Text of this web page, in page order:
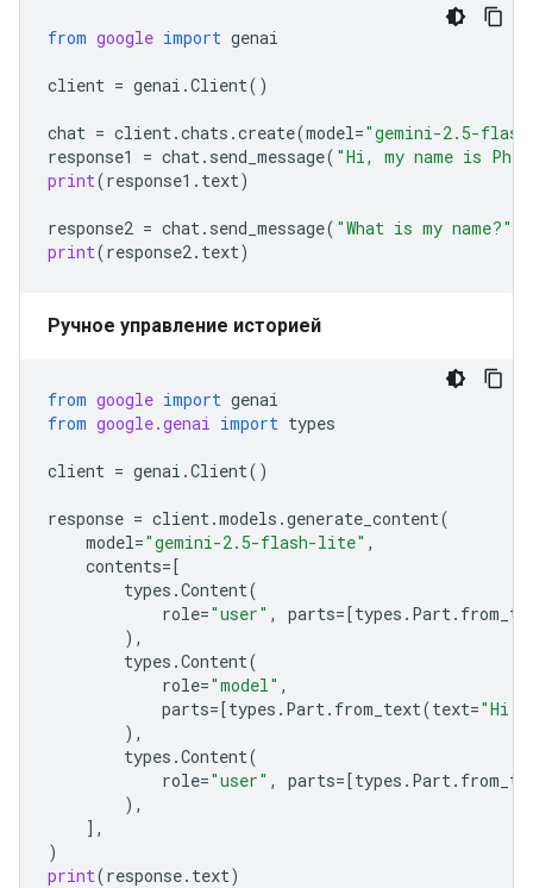
from google import genai
client = genai .Client()
chat = client.chats .create(model="gemini-2.5-
response1
= chat. send_message( "Hi, my name is
print(response1 . text)
response2 = chat. send_message( "What is my name?"
print(response2. text)
Ручное управление историей
from google import genai
from google.genai import types
client = genai .Client()
response = client.models .generate_content(
model="gemini-2.5-flash-lite" ,
contents=[
types .Content(
role="user" , parts=[types . Part.
),
types .Content(
role="model" ,
parts=[types . Part. from_text(text="Hi
),
types .Content(
role="user" , parts=[types . Part.
),
],
)
print(response. text)